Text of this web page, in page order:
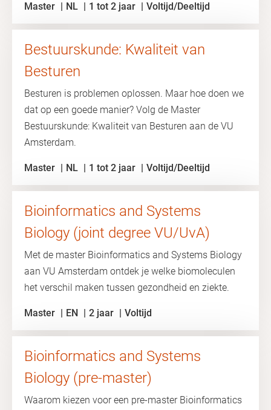
Master NL 1 tot 2 jaar Voltijd/Deeltijd
Bestuurskunde: Kwaliteit van
Besturen
Besturen is problemen oplossen. Maar hoe doen we
dat op een goede manier? Volg de Master
Bestuurskunde: Kwaliteit van Besturen aan de VU
Amsterdam.
Master NL 1 tot 2 jaar Voltijd/Deeltijd
Bioinformatics and Systems
Biology (joint degree VU/UvA)
Met de master Bioinformatics and Systems Biology
aan VU Amsterdam ontdek je welke biomoleculen
het verschil maken tussen gezondheid en ziekte.
Master EN 2 jaar Voltijd
Bioinformatics and Systems
Biology (pre-master)
Waarom kiezen voor een pre-master Bioinformatics